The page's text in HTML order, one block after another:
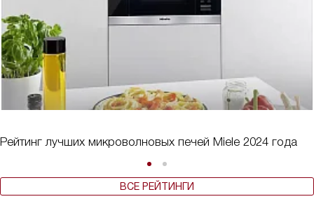
Рейтинг лучших микроволновых печей Miele 2024 года
ВСЕ РЕЙТИНГИ